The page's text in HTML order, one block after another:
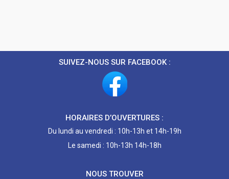
SUIVEZ-NOUS SUR FACEBOOK :
HORAIRES D’OUVERTURES :
Du lundi au vendredi : 10h-13h et 14h-19h
Le samedi : 10h-13h 14h-18h
NOUS TROUVER